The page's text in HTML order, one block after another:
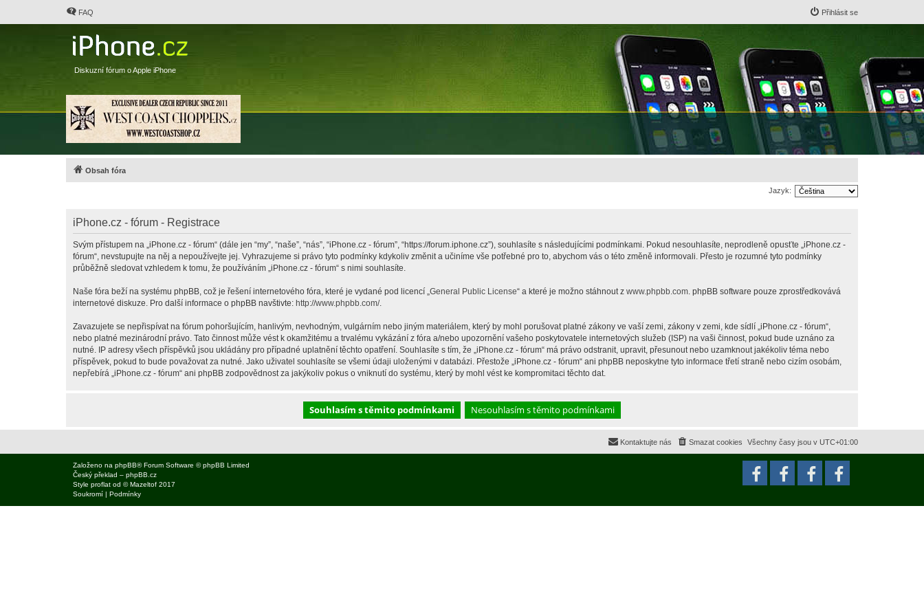
FAQ Přihlásit se
Diskuzní fórum o Apple iPhone
Obsah fóra
Jazyk:
iPhone.cz - fórum - Registrace
Svým přístupem na „iPhone.cz - fórum“ (dále jen “my”, “naše”, “nás”, “iPhone.cz - fórum”, “https://forum.iphone.cz”), souhlasíte s následujícími podmínkami. Pokud nesouhlasíte, neprodleně opusťte „iPhone.cz -
fórum“, nevstupujte na něj a nepoužívejte jej. Vyhrazujeme si právo tyto podmínky kdykoliv změnit a učiníme vše potřebné pro to, abychom vás o této změně informovali. Přesto je rozumné tyto podmínky
průběžně sledovat vzhledem k tomu, že používáním „iPhone.cz - fórum“ s nimi souhlasíte.
Naše fóra beží na systému phpBB, což je řešení internetového fóra, které je vydané pod licencí „ General Public License“ a které je možno stáhnout z www.phpbb.com . phpBB software pouze zprostředkovává
internetové diskuze. Pro další informace o phpBB navštivte: http://www.phpbb.com/.
Zavazujete se nepřispívat na fórum pohoršujícím, hanlivým, nevhodným, vulgárním nebo jiným materiálem, který by mohl porušovat platné zákony ve vaší zemi, zákony v zemi, kde sídlí „iPhone.cz - fórum“,
nebo platné mezinárodní právo. Tato činnost může vést k okamžitému a trvalému vykázání z fóra a/nebo upozornění vašeho poskytovatele internetových služeb (ISP) na vaši činnost, pokud bude uznáno za
nutné. IP adresy všech příspěvků jsou ukládány pro případné uplatnění těchto opatření. Souhlasíte s tím, že „iPhone.cz - fórum“ má právo odstranit, upravit, přesunout nebo uzamknout jakékoliv téma nebo
příspěvek, pokud to bude považovat za nutné. Jako uživatel souhlasíte se všemi údaji uloženými v databázi. Přestože „iPhone.cz - fórum“ ani phpBB neposkytne tyto informace třetí straně nebo cizím osobám,
nepřebírá „iPhone.cz - fórum“ ani phpBB zodpovědnost za jakýkoliv pokus o vniknutí do systému, který by mohl vést ke kompromitaci těchto dat.
Všechny časy jsou v UTC+01:00
Smazat cookies
Kontaktujte nás
Založeno na phpBB® Forum Software © phpBB Limited
Český překlad – phpBB.cz
Style proflat od ©Mazeltof 2017
Soukromí | Podmínky